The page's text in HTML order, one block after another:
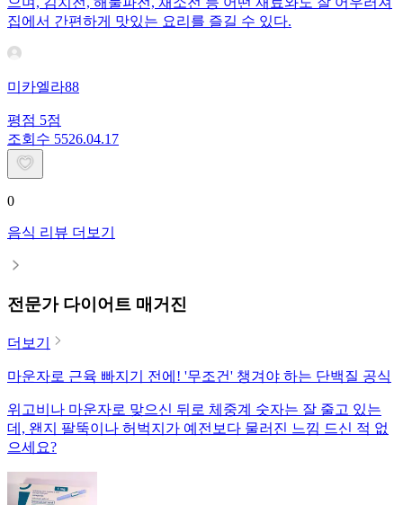
집에서 간편하게 맛있는 요리를 즐길 수 있다.
미카엘라88
평점 5점
조회수 5526.04.17
0
음식 리뷰 더보기
전문가 다이어트 매거진
더보기
마운자로 근육 빠지기 전에! '무조건' 챙겨야 하는 단백질 공식
위고비나 마운자로 맞으신 뒤로 체중계 숫자는 잘 줄고 있는
데, 왠지 팔뚝이나 허벅지가 예전보다 물러진 느낌 드신 적 없
으세요?